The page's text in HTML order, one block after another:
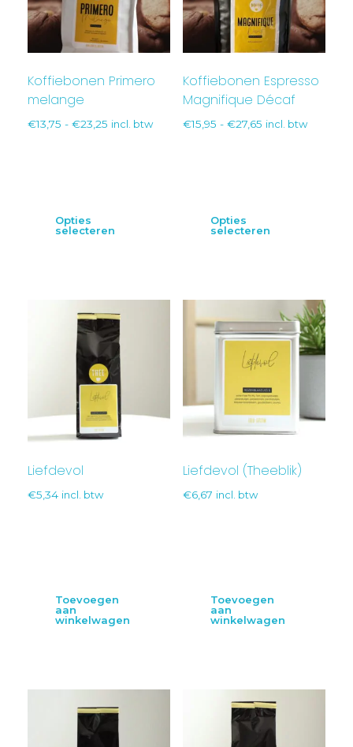
Koffiebonen Primero
melange
€13,75 - €23,25 incl. btw
Opties
selecteren
Koffiebonen Espresso
Magnifique Décaf
€15,95 - €27,65 incl. btw
Opties
selecteren
Liefdevol
€5,34 incl. btw
Toevoegen
aan
winkelwagen
Liefdevol (Theeblik)
€6,67 incl. btw
Toevoegen
aan
winkelwagen